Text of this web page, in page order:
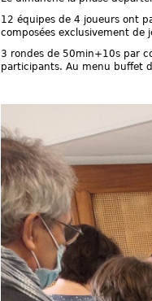
12 équipes de 4 joueurs ont
composées exclusivement de
3 rondes de 50min+10s par
participants. Au menu buffet